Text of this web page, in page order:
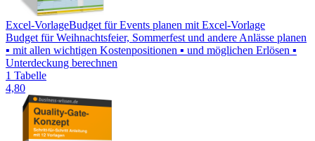
Excel-VorlageBudget für Events planen mit Excel-Vorlage
Budget für Weihnachtsfeier, Sommerfest und andere Anlässe planen
▪ mit allen wichtigen Kostenpositionen ▪ und möglichen Erlösen ▪
Unterdeckung berechnen
1 Tabelle
4,80